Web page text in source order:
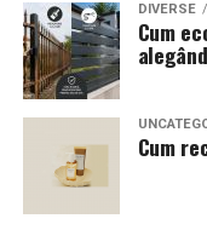
DIVERSE
Cum
Cum